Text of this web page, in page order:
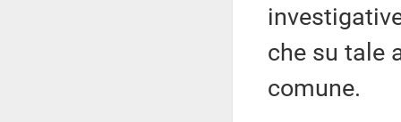
che su tale
comune.